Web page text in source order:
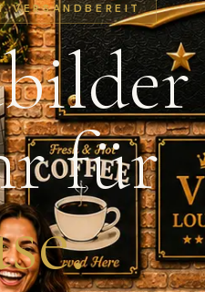
VERSANDBEREIT
für